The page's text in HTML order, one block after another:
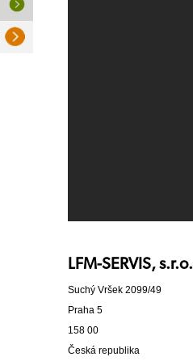
LFM-SERVIS, s.r.o.
Suchý Vršek 2099/49
Praha 5
158 00
Česká republika